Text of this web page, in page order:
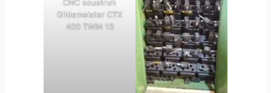
CNC soustruh
Gildemeister CTX
400 TWIN 13